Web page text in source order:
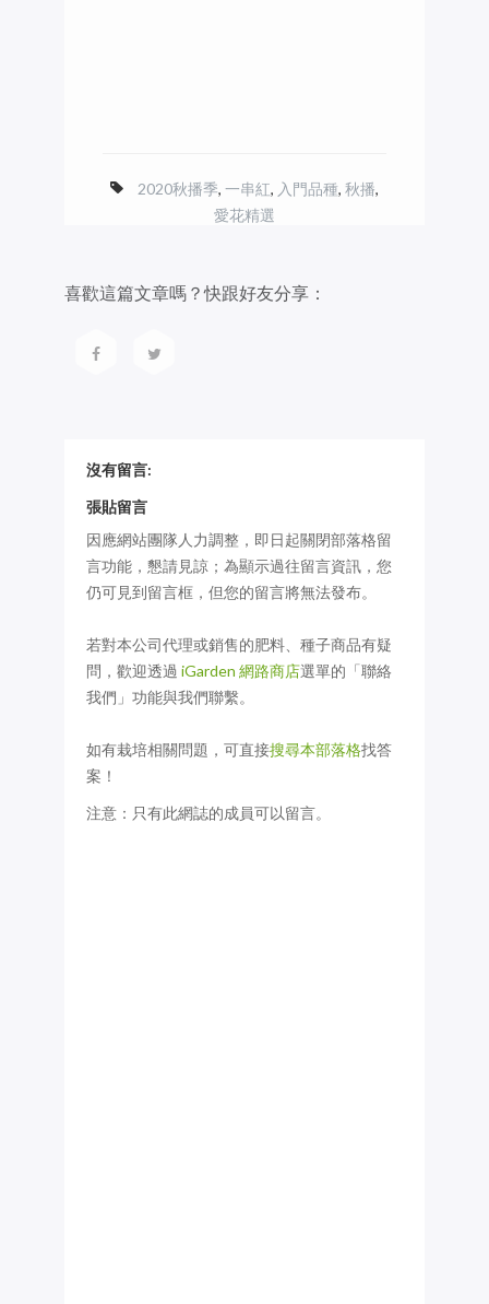
2020秋播季, 一串紅, 入門品種, 秋播,
愛花精選
喜歡這篇文章嗎？快跟好友分享：
沒有留言:
張貼留言
因應網站團隊人力調整，即日起關閉部落格留
言功能，懇請見諒；為顯示過往留言資訊，您
仍可見到留言框，但您的留言將無法發布。
若對本公司代理或銷售的肥料、種子商品有疑
問，歡迎透過 iGarden 網路商店選單的「聯絡
我們」功能與我們聯繫。
如有栽培相關問題，可直接搜尋本部落格找答
案！
注意：只有此網誌的成員可以留言。